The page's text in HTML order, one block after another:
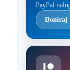
PayPal
Doniraj